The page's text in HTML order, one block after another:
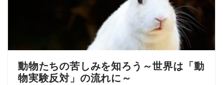
動物たちの苦しみを知ろう～世界は「動
物実験反対」の流れに～